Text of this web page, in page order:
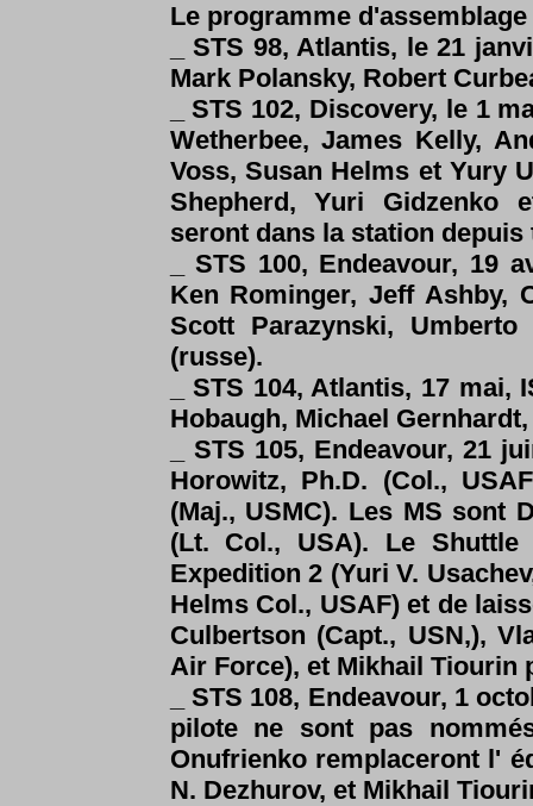
Le programme
STS 98, Atlantis, le 21
Mark Polansky, Robert
_STS 102, Discovery, le 1
Wetherbee, James Kelly,
Voss, Susan Helms et Yury
Shepherd, Yuri Gidzenko
seront dans la station
_ STS 100, Endeavour, 19
Ken Rominger, Jeff Ashby,
Scott Parazynski,
(russe).
_ STS 104, Atlantis, 17
Hobaugh, Michael
_ STS 105, Endeavour, 21
Horowitz, Ph.D. (Col.,
(Maj., USMC). Les MS sont
(Lt. Col., USA). Le
Expedition 2 (Yuri V.
Helms Col., USAF) et de
Culbertson (Capt., USN,),
Air Force), et Mikhail Tiourin
STS 108, Endeavour, 1
pilote ne sont pas
Onufrienko remplaceront l'
N. Dezhurov, et Mikhail